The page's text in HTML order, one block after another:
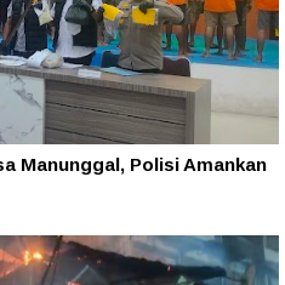
Manunggal, Polisi Amankan